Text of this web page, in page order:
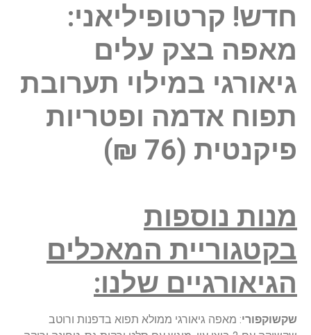
חדש! קרטופיליאני:
מאפה בצק עלים
גיאורגי במילוי תערובת
תפוח אדמה ופטריות
פיקנטית (76 ₪)
מנות נוספות
בקטגוריית המאכלים
הגיאורגיים שלנו:
שקשוקפורי: מאפה גיאורגי ממולא תפוא בדפנות ורוטב